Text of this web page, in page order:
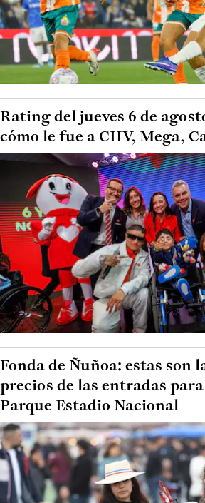
Rating del jueves 6 de
cómo le fue a CHV, Mega,
Fonda de Ñuñoa: estas son
precios de las entradas
Parque Estadio Nacional